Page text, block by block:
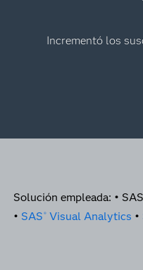
Incrementó los
Solución empleada: • SAS
• SAS ® Visual Analytics •